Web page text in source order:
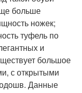
больше
ножек;
туфель по
и
большое
с открытыми
Данные